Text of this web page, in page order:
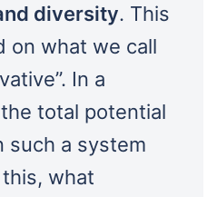
diversity. This
on what we call
In a
total potential
such a system
what